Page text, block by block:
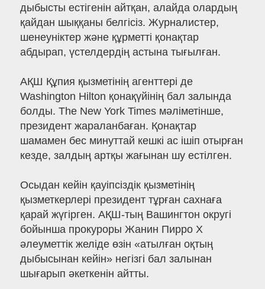
дыбысты естігенін айтқан, алайда олардың
қайдан шыққаны белгісіз. Журналистер,
шенеуніктер және құрметті қонақтар
абдырап, үстелдердің астына тығылған.
АҚШ Құпия қызметінің агенттері де
Washington Hilton қонақүйінің бал залында
болды. The New York Times мәліметінше,
президент жараланбаған. Қонақтар
шамамен бес минуттай кешкі ас ішіп отырған
кезде, залдың артқы жағынан шу естілген.
Осыдан кейін қауіпсіздік қызметінің
қызметкерлері президент тұрған сахнаға
қарай жүгірген. АҚШ-тың Вашингтон округі
бойынша прокуроры Жанин Пирро X
әлеуметтік желіде өзін «атылған оқтың
дыбысынан кейін» негізгі бал залынан
шығарып әкеткенін айтты.